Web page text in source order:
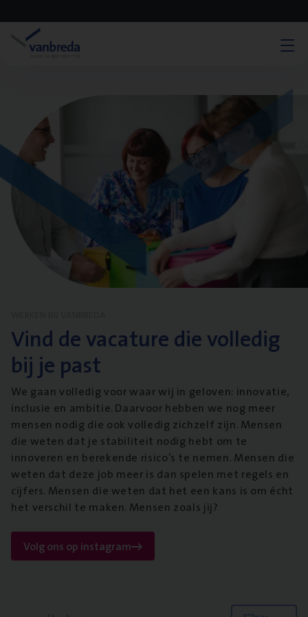
Vind de vacature die volledig
bij je past
We gaan volledig voor waar wij in geloven: innovatie,
inclusie en ambitie. Daarvoor hebben we nog meer
mensen nodig die ook volledig zichzelf zijn. Mensen
die weten dat je stabiliteit nodig hebt om te
innoveren en berekende risico’s te nemen. Mensen die
weten dat deze job meer is dan spelen met regels en
cijfers. Mensen die weten dat het een kans is om écht
het verschil te maken. Mensen zoals jij?
Volg ons op instagram